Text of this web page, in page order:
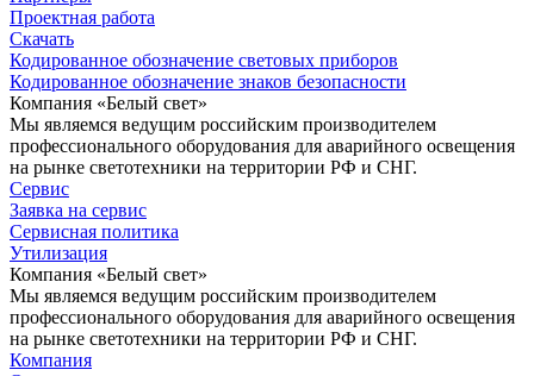
Проектная работа
Скачать
Кодированное обозначение световых приборов
Кодированное обозначение знаков безопасности
Компания «Белый свет»
Мы являемся ведущим российским производителем
профессионального оборудования для аварийного освещения
на рынке светотехники на территории РФ и СНГ.
Сервис
Заявка на сервис
Сервисная политика
Утилизация
Компания «Белый свет»
Мы являемся ведущим российским производителем
профессионального оборудования для аварийного освещения
на рынке светотехники на территории РФ и СНГ.
Компания